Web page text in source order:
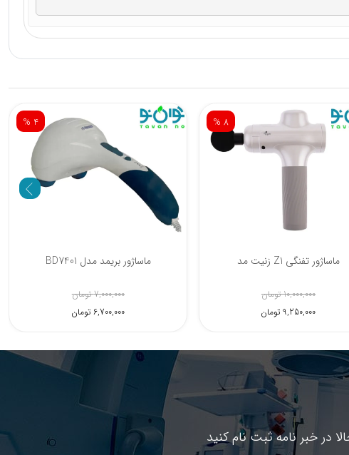
% 4
ماساژور بریمد مدل BD7401
7,000,000 تومان
6,700,000 تومان
% 8
ماساژور تفنگی Z1 زنیت مد
10,000,000 تومان
9,250,000 تومان
در خبر نامه ثبت نام کنید